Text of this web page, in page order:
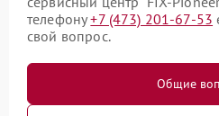
телефону+7 (473) 201-67-53
свой вопрос.
Общие